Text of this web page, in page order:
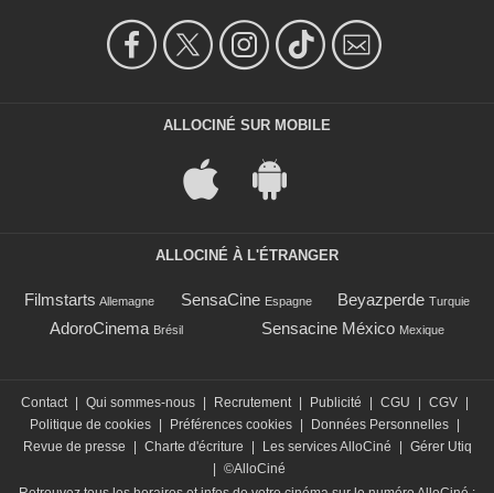
ALLOCINÉ SUR MOBILE
ALLOCINÉ À L'ÉTRANGER
Filmstarts Allemagne SensaCine Espagne Beyazperde Turquie
AdoroCinema Brésil Sensacine México Mexique
Contact | Qui sommes-nous | Recrutement | Publicité | CGU | CGV |
Politique de cookies | Préférences cookies | Données Personnelles |
Revue de presse
| Charte d'écriture | Les services AlloCiné | Gérer Utiq
| ©AlloCiné